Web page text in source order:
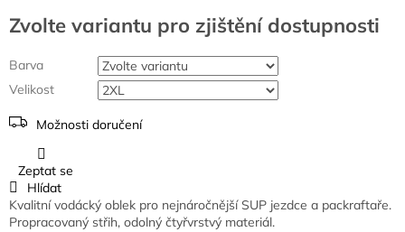
cena:
Zvolte variantu
Barva
Velikost
Možnosti doručení
Kvalitní vodácký oblek pro nejnáročnější SUP jezdce a packraftaře.
Propracovaný střih, odolný čtyřvrstvý materiál.
Zeptat se
Hlídat